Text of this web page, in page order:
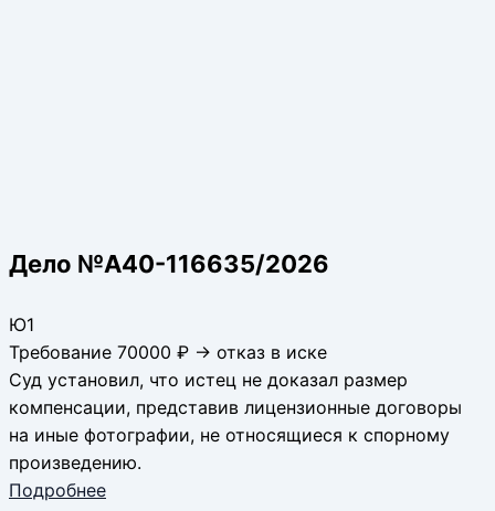
Дело №А40-116635/2026
Ю1
Требование 70000 ₽ → отказ в иске
Суд установил, что истец не доказал размер
компенсации, представив лицензионные договоры
на иные фотографии, не относящиеся к спорному
произведению.
Подробнее